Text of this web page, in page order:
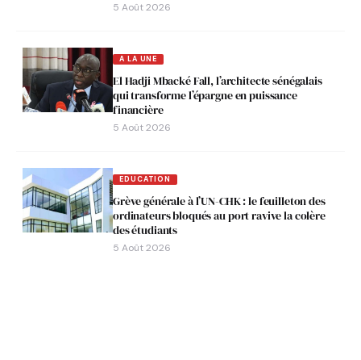
5 Août 2026
A LA UNE
El Hadji Mbacké Fall, l’architecte sénégalais
qui transforme l’épargne en puissance
financière
5 Août 2026
EDUCATION
Grève générale à l’UN-CHK : le feuilleton des
ordinateurs bloqués au port ravive la colère
des étudiants
5 Août 2026